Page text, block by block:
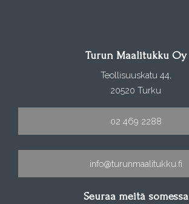
Turun Maalitukku Oy
Teollisuuskatu 44,
20520 Turku
02 469 2288
info@turunmaalitukku.fi
Seuraa meitä somessa